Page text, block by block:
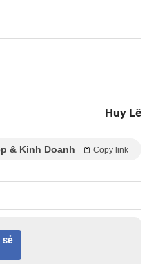
Huy Lê
& Kinh Doanh Copy link
sẻ